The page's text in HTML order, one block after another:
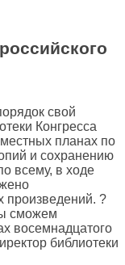
свой
Конгресса
планах по
и сохранению
всему, в ходе
произведений. ?
сможем
восемнадцатого
библиотеки